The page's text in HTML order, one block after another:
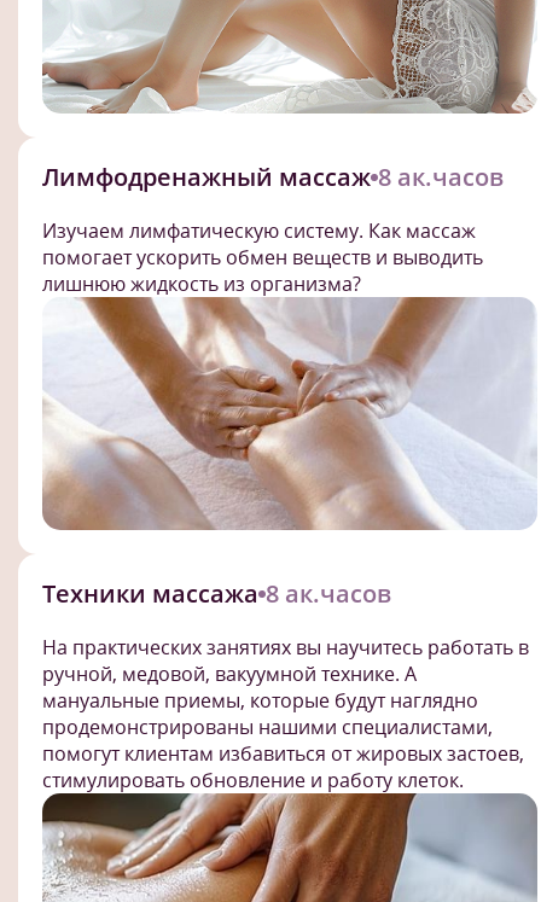
Лимфодренажный массаж 8 ак.часов
Изучаем лимфатическую систему. Как массаж
помогает ускорить обмен веществ и выводить
лишнюю жидкость из организма?
Техники массажа 8 ак.часов
На практических занятиях вы научитесь работать в
ручной, медовой, вакуумной технике. А
мануальные приемы, которые будут наглядно
продемонстрированы нашими специалистами,
помогут клиентам избавиться от жировых застоев,
стимулировать обновление и работу клеток.